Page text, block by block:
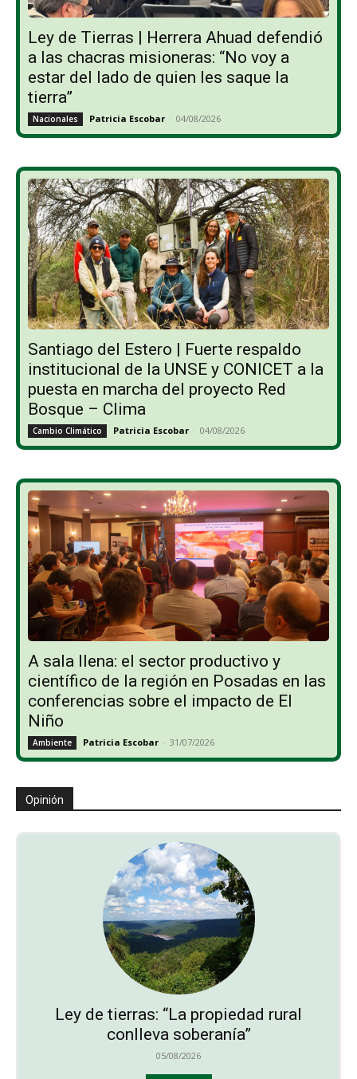
Ley de Tierras | Herrera Ahuad defendió
a las chacras misioneras: “No voy a
estar del lado de quien les saque la
tierra”
Nacionales Patricia Escobar - 04/08/2026
Santiago del Estero | Fuerte respaldo
institucional de la UNSE y CONICET a la
puesta en marcha del proyecto Red
Bosque – Clima
Cambio Climático Patricia Escobar - 04/08/2026
A sala llena: el sector productivo y
científico de la región en Posadas en las
conferencias sobre el impacto de El
Niño
Ambiente Patricia Escobar - 31/07/2026
Opinión
Ley de tierras: “La propiedad rural
conlleva soberanía”
05/08/2026